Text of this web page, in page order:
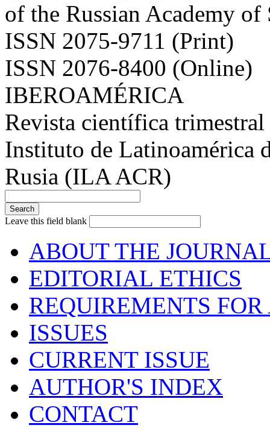
of the Russian Academy
ISSN 2075-9711 (Print)
ISSN 2076-8400 (Online)
IBEROAMÉRICA
Revista científica
Instituto de Latinoamérica
Rusia (ILA ACR)
Leave this field blank
ABOUT THE
EDITORIAL ETHICS
REQUIREMENTS
ISSUES
CURRENT ISSUE
AUTHOR'S INDEX
CONTACT